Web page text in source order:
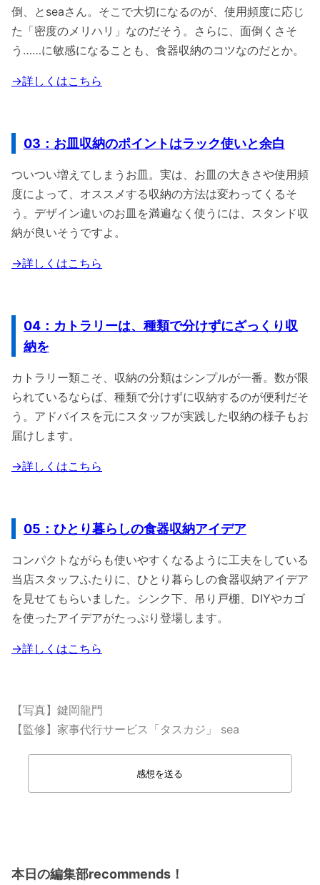
倒、とseaさん。そこで大切になるのが、使用頻度に応じ
た「密度のメリハリ」なのだそう。さらに、面倒くさそ
う……に敏感になることも、食器収納のコツなのだとか。
→詳しくはこちら
03：お皿収納のポイントはラック使いと余白
ついつい増えてしまうお皿。実は、お皿の大きさや使用頻
度によって、オススメする収納の方法は変わってくるそ
う。デザイン違いのお皿を満遍なく使うには、スタンド収
納が良いそうですよ。
→詳しくはこちら
04：カトラリーは、種類で分けずにざっくり収
納を
カトラリー類こそ、収納の分類はシンプルが一番。数が限
られているならば、種類で分けずに収納するのが便利だそ
う。アドバイスを元にスタッフが実践した収納の様子もお
届けします。
→詳しくはこちら
05：ひとり暮らしの食器収納アイデア
コンパクトながらも使いやすくなるように工夫をしている
当店スタッフふたりに、ひとり暮らしの食器収納アイデア
を見せてもらいました。シンク下、吊り戸棚、DIYやカゴ
を使ったアイデアがたっぷり登場します。
→詳しくはこちら
【写真】鍵岡龍門
【監修】家事代行サービス「タスカジ」 sea
感想を送る
本日の編集部recommends！